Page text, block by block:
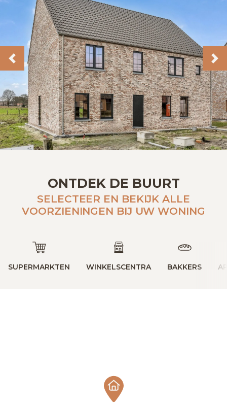
Previous
ONTDEK DE BUURT
SELECTEER EN BEKIJK ALLE
VOORZIENINGEN BIJ UW WONING
SUPERMARKTEN WINKELSCENTRA BAKKERS